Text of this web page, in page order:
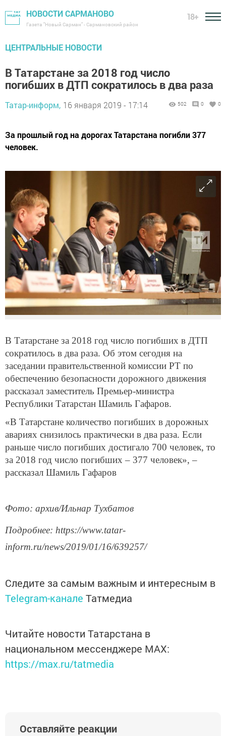
НОВОСТИ САРМАНОВО
Газета "Новый Сарман" - Сармановский район
18+
ЦЕНТРАЛЬНЫЕ НОВОСТИ
В Татарстане за 2018 год число
погибших в ДТП сократилось в два раза
Татар-информ, 16 января 2019 - 17:14 502 0 0
За прошлый год на дорогах Татарстана погибли 377
человек.
В Татарстане за 2018 год число погибших в ДТП
сократилось в два раза. Об этом сегодня на
заседании правительственной комиссии РТ по
обеспечению безопасности дорожного движения
рассказал заместитель Премьер-министра
Республики Татарстан Шамиль Гафаров.
«В Татарстане количество погибших в дорожных
авариях снизилось практически в два раза. Если
раньше число погибших достигало 700 человек, то
за 2018 год число погибших – 377 человек», –
рассказал Шамиль Гафаров
Фото: архив/Ильнар Тухбатов
Подробнее: https://www.tatar-
inform.ru/news/2019/01/16/639257/
Следите за самым важным и интересным в
Telegram-канале Татмедиа
Читайте новости Татарстана в
национальном мессенджере MАХ:
https://max.ru/tatmedia
Оставляйте реакции